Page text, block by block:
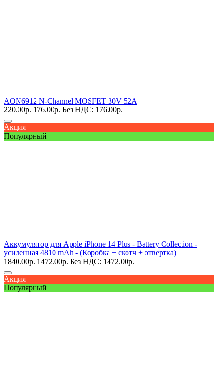
AON6912 N-Channel MOSFET 30V 52A
220.00р. 176.00р. Без НДС: 176.00р.
Акция
Популярный
Аккумулятор для Apple iPhone 14 Plus - Battery Collection -
усиленная 4810 mAh - (Коробка + скотч + отвертка)
1840.00р. 1472.00р. Без НДС: 1472.00р.
Акция
Популярный